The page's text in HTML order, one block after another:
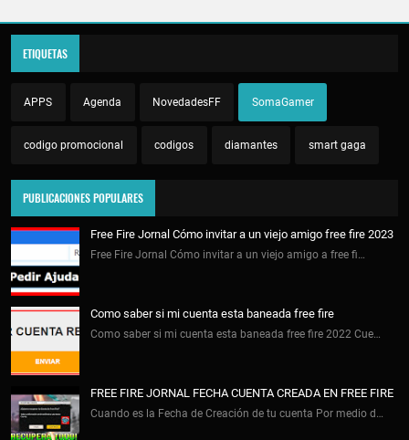
ETIQUETAS
APPS Agenda NovedadesFF SomaGamer
codigo promocional codigos diamantes smart gaga
PUBLICACIONES POPULARES
Free Fire Jornal Cómo invitar a un viejo amigo free fire 2023
Free Fire Jornal Cómo invitar a un viejo amigo a free fi…
Como saber si mi cuenta esta baneada free fire
Como saber si mi cuenta esta baneada free fire 2022 Cue…
FREE FIRE JORNAL FECHA CUENTA CREADA EN FREE FIRE
Cuando es la Fecha de Creación de tu cuenta Por medio d…